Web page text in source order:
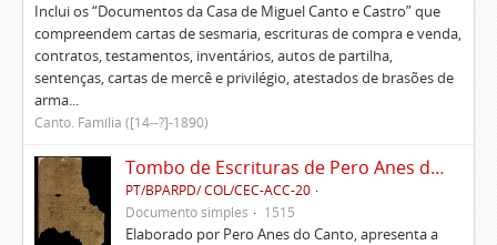
Inclui os “Documentos da Casa de Miguel Canto e Castro” que
compreendem cartas de sesmaria, escrituras de compra e venda,
contratos, testamentos, inventários, autos de partilha,
sentenças, cartas de mercê e privilégio, atestados de brasões de
arma...
Canto. Família ([14--?]-1890)
Tombo de Escrituras de Pero Anes do Canto
PT/BPARPD/ COL/CEC-ACC-20
Documento simples
1515
Elaborado por Pero Anes do Canto, apresenta a